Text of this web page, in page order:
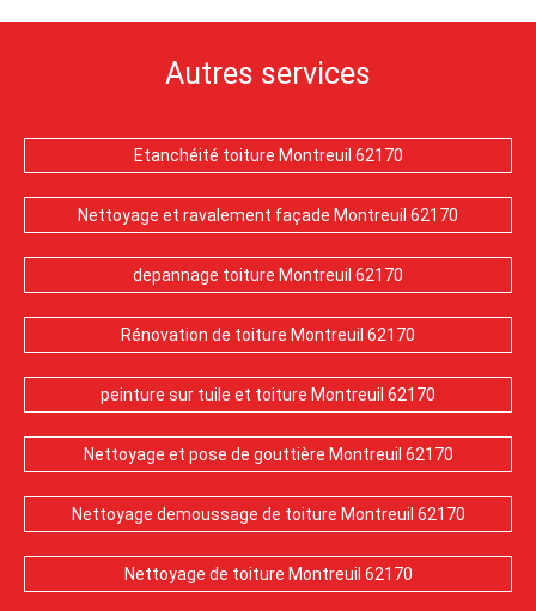
Autres services
Etanchéité toiture Montreuil 62170
Nettoyage et ravalement façade Montreuil 62170
depannage toiture Montreuil 62170
Rénovation de toiture Montreuil 62170
peinture sur tuile et toiture Montreuil 62170
Nettoyage et pose de gouttière Montreuil 62170
Nettoyage demoussage de toiture Montreuil 62170
Nettoyage de toiture Montreuil 62170